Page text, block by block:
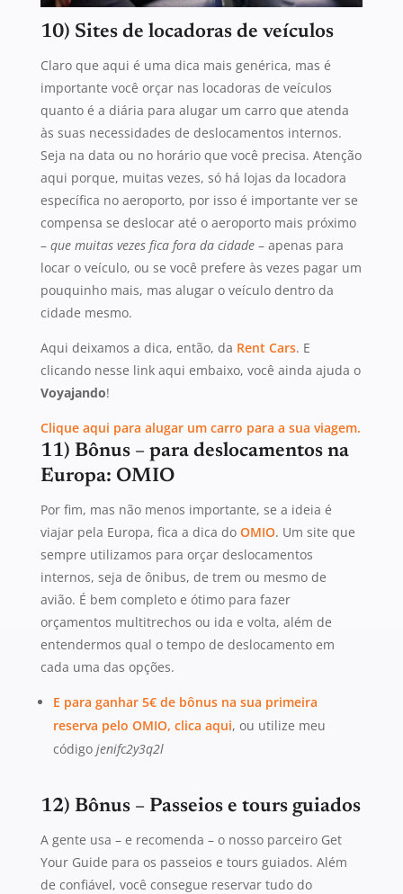
10) Sites de locadoras de veículos
Claro que aqui é uma dica mais genérica, mas é
importante você orçar nas locadoras de veículos
quanto é a diária para alugar um carro que atenda
às suas necessidades de deslocamentos internos.
Seja na data ou no horário que você precisa. Atenção
aqui porque, muitas vezes, só há lojas da locadora
específica no aeroporto, por isso é importante ver se
compensa se deslocar até o aeroporto mais próximo
– que muitas vezes fica fora da cidade– apenas para
locar o veículo, ou se você prefere às vezes pagar um
pouquinho mais, mas alugar o veículo dentro da
cidade mesmo.
Aqui deixamos a dica, então, da Rent Cars. E
clicando nesse link aqui embaixo, você ainda ajuda o
Voyajando!
Clique aqui para alugar um carro para a sua viagem.
11) Bônus – para deslocamentos na
Europa: OMIO
Por fim, mas não menos importante, se a ideia é
viajar pela Europa, fica a dica do OMIO. Um site que
sempre utilizamos para orçar deslocamentos
internos, seja de ônibus, de trem ou mesmo de
avião. É bem completo e ótimo para fazer
orçamentos multitrechos ou ida e volta, além de
entendermos qual o tempo de deslocamento em
cada uma das opções.
E para ganhar 5€ de bônus na sua primeira
reserva pelo OMIO, clica aqui, ou utilize meu
código jenifc2y3q2l
12) Bônus – Passeios e tours guiados
A gente usa – e recomenda – o nosso parceiro Get
Your Guide para os passeios e tours guiados. Além
de confiável, você consegue reservar tudo do